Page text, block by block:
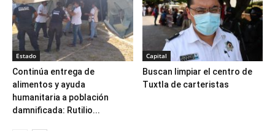
Estado
Continúa entrega de
alimentos y ayuda
humanitaria a población
damnificada: Rutilio...
Capital
Buscan limpiar el centro de
Tuxtla de carteristas